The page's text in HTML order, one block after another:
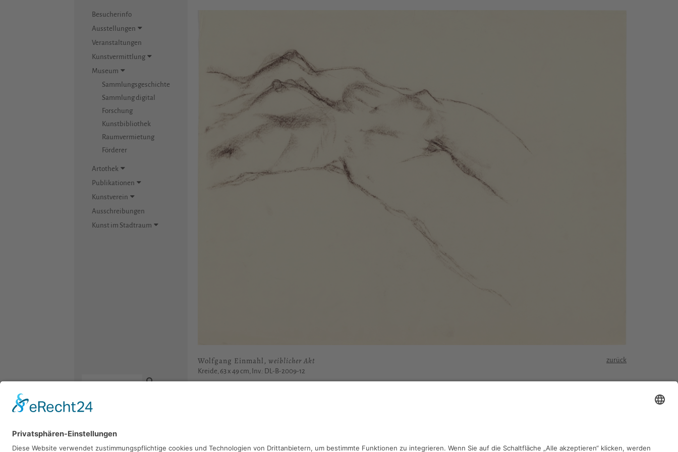
Besucherinfo
Ausstellungen
Veranstaltungen
Kunstvermittlung
Museum
Sammlungsgeschichte
Sammlung digital
Forschung
Kunstbibliothek
Raumvermietung
Förderer
Artothek
Publikationen
Kunstverein
Ausschreibungen
Kunst im Stadtraum
Kontakt
Newsletter
Impressum
Wolfgang Einmahl, weiblicher Akt
Kreide, 63 x 49 cm, Inv.: DL-B-2009-12
zurück